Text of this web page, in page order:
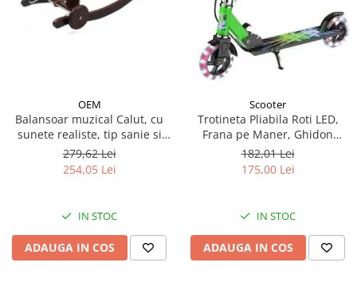
OEM
Balansoar muzical Calut, cu
sunete realiste, tip sanie si
roti - Crem
279,62 Lei
254,05 Lei
IN STOC
ADAUGA IN COS
Scooter
Trotineta Pliabila Roti LED,
Frana pe Maner, Ghidon
Reglabil - Verde
182,01 Lei
175,00 Lei
IN STOC
ADAUGA IN COS